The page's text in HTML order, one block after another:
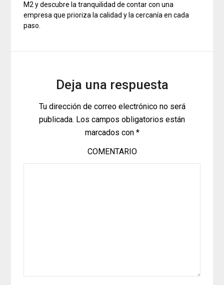
M2 y descubre la tranquilidad de contar con una
empresa que prioriza la calidad y la cercanía en cada
paso.
Deja una respuesta
Tu dirección de correo electrónico no será
publicada. Los campos obligatorios están
marcados con *
COMENTARIO